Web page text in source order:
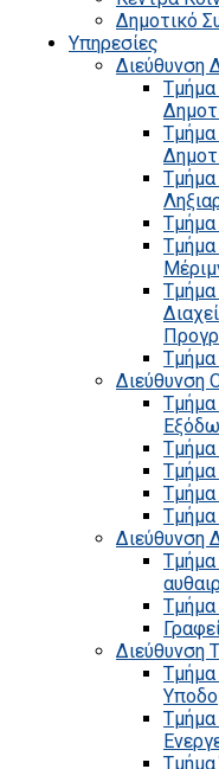
Δημοτικό
Υπηρεσίες
Διεύθυνση
Τμήμα
Τμήμα
Τμήμα
Τμήμα
Διεύθυνση
Τμήμα
Τμήμα
Διεύθυνση
Τμήμα
Διεύθυνση
Τμήμα